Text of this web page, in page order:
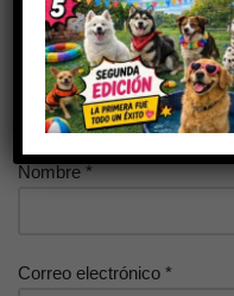
Tu valoración*
Nombre*
Correo electrónico *